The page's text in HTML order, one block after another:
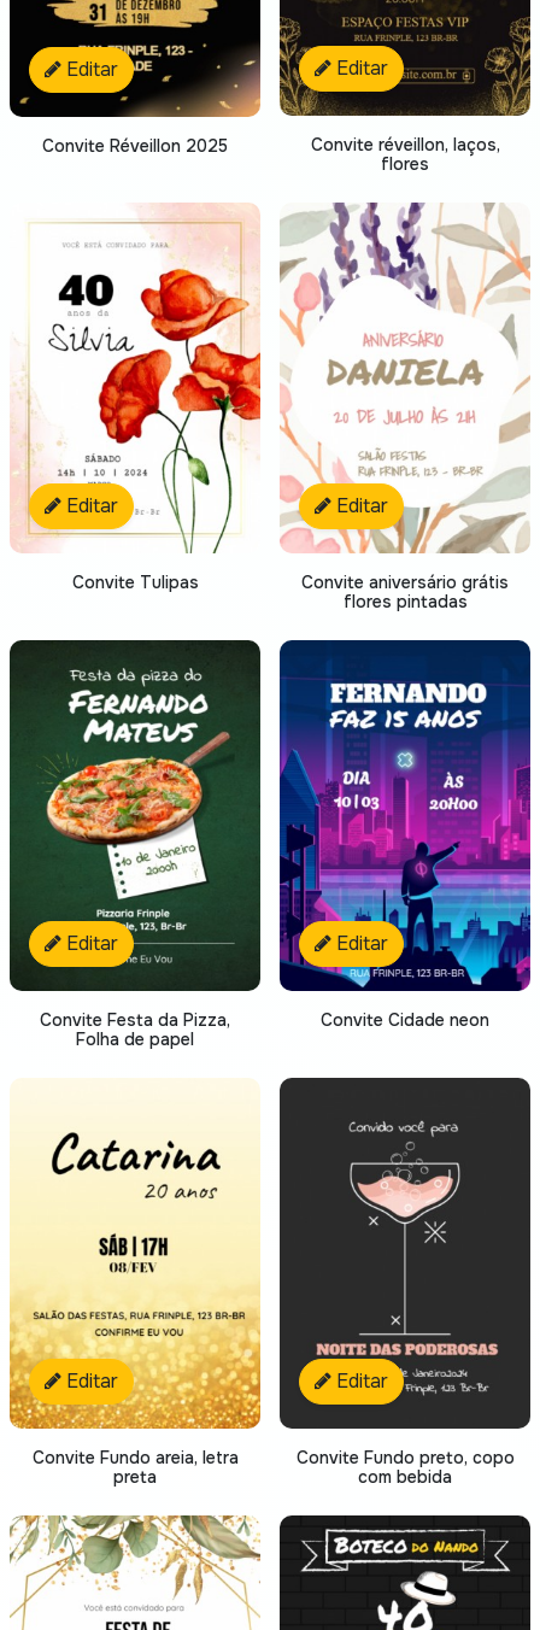
Editar
Convite Réveillon 2025
Editar
Convite réveillon, laços,
flores
Editar
Convite Tulipas
Editar
Convite aniversário grátis
flores pintadas
Editar
Convite Festa da Pizza,
Folha de papel
Editar
Convite Cidade neon
Editar
Convite Fundo areia, letra
preta
Editar
Convite Fundo preto, copo
com bebida